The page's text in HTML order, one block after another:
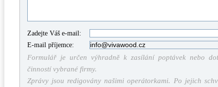
Zadejte Váš e-mail:
E-mail příjemce:
Formulář je určen výhradně k zasílání poptávek nebo
činností vybrané firmy.
Zprávy jsou redigovány našimi operátorkami. Po jejich